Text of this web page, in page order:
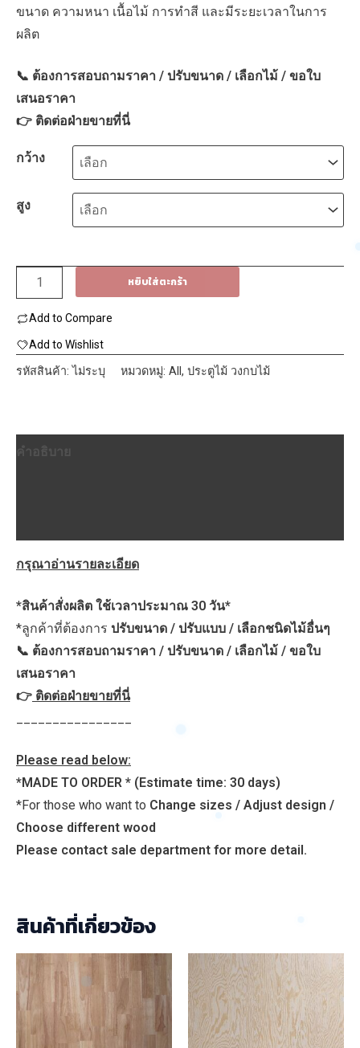
ขนาด ความหนา เนื้อไม้ การทำสี และมีระยะเวลาในการ
ผลิต
📞 ต้องการสอบถามราคา / ปรับขนาด / เลือกไม้ / ขอใบ
เสนอราคา
👉 ติดต่อฝ่ายขายที่นี่
กว้าง
สูง
จำนวน
ประตู
ไม้
สน
เม
ตา
ความ
นอน/
ชิ้น
หยิบใส่ตะกร้า
Add to Compare
Add to Wishlist
รหัสสินค้า:ไม่ระบุ หมวดหมู่: All , ประตูไม้ วงกบไม้
คำอธิบาย
กรุณาอ่านรายละเอียด
*สินค้าสั่งผลิต ใช้เวลาประมาณ 30 วัน*
*ลูกค้าที่ต้องการ ปรับขนาด / ปรับแบบ / เลือกชนิดไม้อื่นๆ
📞 ต้องการสอบถามราคา / ปรับขนาด / เลือกไม้ / ขอใบ
เสนอราคา
👉 ติดต่อฝ่ายขายที่นี่
Please read below:
*MADE TO ORDER * (Estimate time: 30 days)
*For those who want to Change sizes / Adjust design /
Choose different wood
Please contact sale department for more detail.
สินค้าที่เกี่ยวข้อง